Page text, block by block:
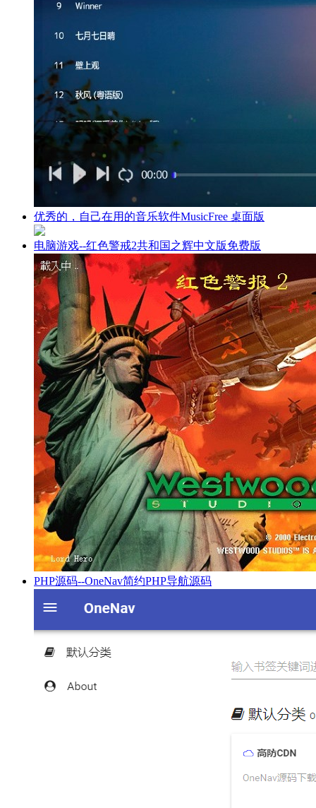
优秀的，自己在用的音乐软件MusicFree 桌面版
电脑游戏--红色警戒2共和国之辉中文版免费版
PHP源码--OneNav简约PHP导航源码